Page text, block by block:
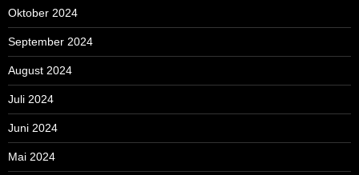
Oktober 2024
September 2024
August 2024
Juli 2024
Juni 2024
Mai 2024